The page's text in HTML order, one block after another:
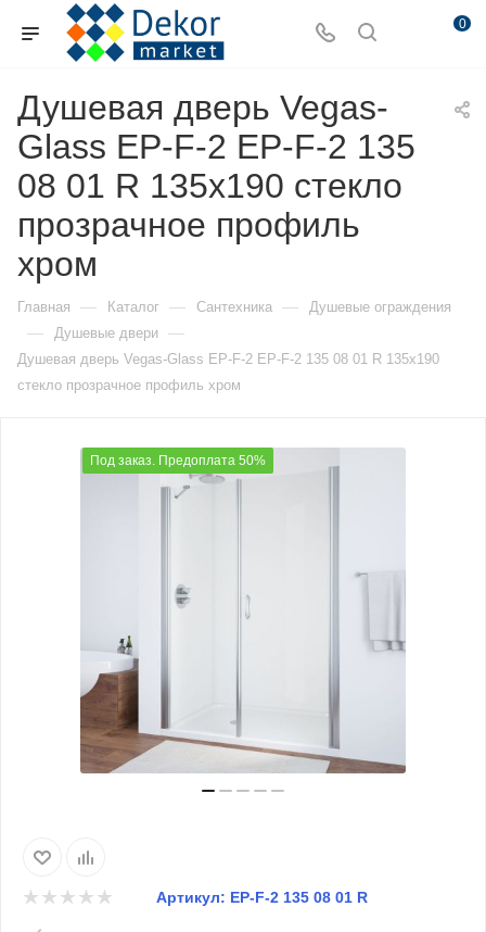
0
Душевая дверь Vegas-
Glass EP-F-2 EP-F-2 135
08 01 R 135х190 стекло
прозрачное профиль
хром
Главная — Каталог — Сантехника — Душевые ограждения
— Душевые двери —
Душевая дверь Vegas-Glass EP-F-2 EP-F-2 135 08 01 R 135х190
стекло прозрачное профиль хром
Под заказ. Предоплата 50%
Артикул: EP-F-2 135 08 01 R